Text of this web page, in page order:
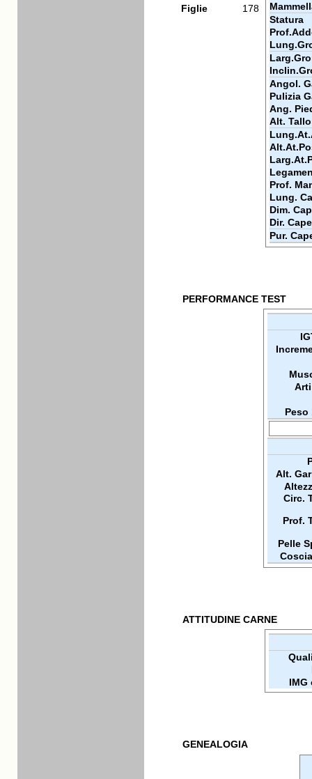
Figlie 178
Statura
Angol.
Pulizia
Ang.
Alt.
Prof.
Lung.
Dim.
Dir.
Pur.
PERFORMANCE TEST
Peso
Alt.
Circ.
Prof.
Pelle
ATTITUDINE CARNE
IMG
GENEALOGIA